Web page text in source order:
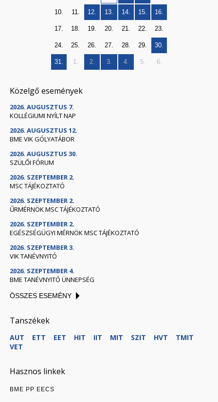
10. 11. 12. 13. 14. 15. 16.
17. 18. 19. 20. 21. 22. 23.
24. 25. 26. 27. 28. 29. 30.
31. 1. 2. 3. 4. 5. 6.
Közelgő események
2026. AUGUSZTUS 7.
KOLLÉGIUMI NYÍLT NAP
2026. AUGUSZTUS 12.
BME VIK GÓLYATÁBOR
2026. AUGUSZTUS 30.
SZÜLŐI FÓRUM
2026. SZEPTEMBER 2.
MSC TÁJÉKOZTATÓ
2026. SZEPTEMBER 2.
ŰRMÉRNÖK MSC TÁJÉKOZTATÓ
2026. SZEPTEMBER 2.
EGÉSZSÉGÜGYI MÉRNÖK MSC TÁJÉKOZTATÓ
2026. SZEPTEMBER 3.
VIK TANÉVNYITÓ
2026. SZEPTEMBER 4.
BME TANÉVNYITÓ ÜNNEPSÉG
ÖSSZES ESEMÉNY
Tanszékek
AUT ETT EET HIT IIT MIT SZIT HVT
TMIT
VET
Hasznos linkek
BME PP EECS